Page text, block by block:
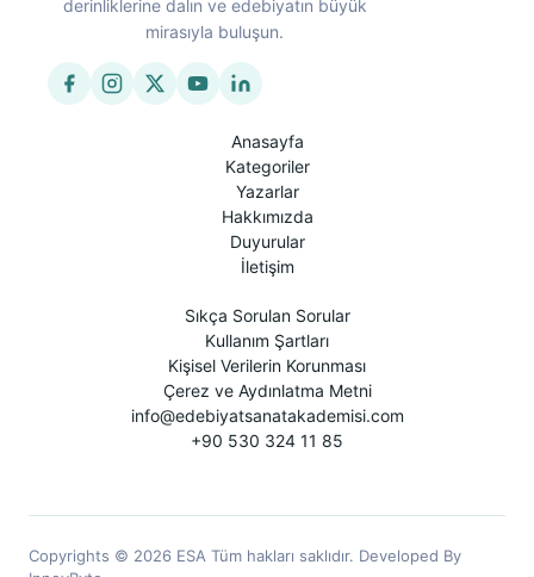
derinliklerine dalın ve edebiyatın büyük
mirasıyla buluşun.
Anasayfa
Kategoriler
Yazarlar
Hakkımızda
Duyurular
İletişim
Sıkça Sorulan Sorular
Kullanım Şartları
Kişisel Verilerin Korunması
Çerez ve Aydınlatma Metni
info@edebiyatsanatakademisi.com
+90 530 324 11 85
Copyrights © 2026 ESA Tüm hakları saklıdır. Developed By